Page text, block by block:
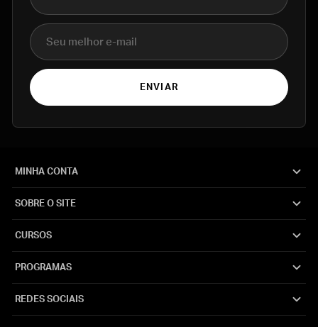
E-mail
ENVIAR
MINHA CONTA
SOBRE O SITE
CURSOS
PROGRAMAS
REDES SOCIAIS